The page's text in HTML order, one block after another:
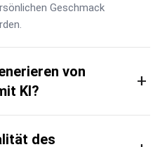
Geschmack
von
KI?
+
des